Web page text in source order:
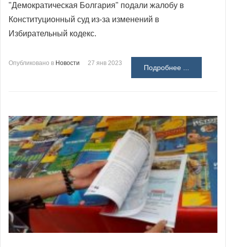
"Демократическая Болгария" подали жалобу в
Конституционный суд из-за изменений в
Избирательный кодекс.
Опубликовано в Новости 27 янв 2023
Подробнее ...